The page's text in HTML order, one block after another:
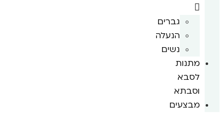
גברים
הנעלה
נשים
מתנות
לסבא
וסבתא
מבצעים